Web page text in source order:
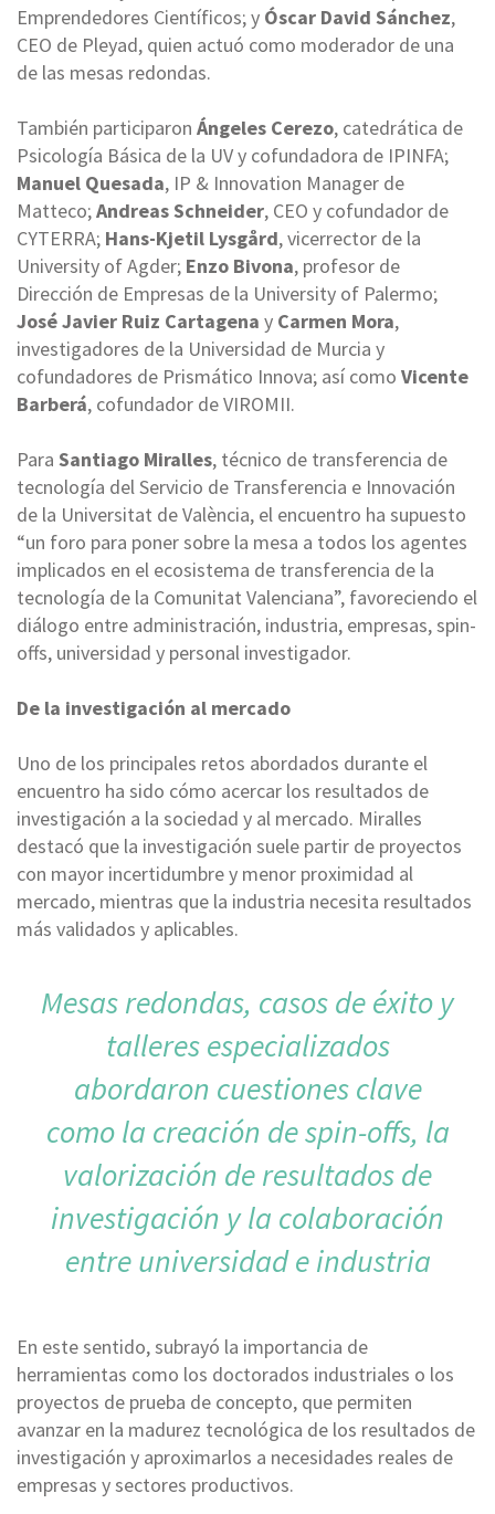
Emprendedores Científicos; y Óscar David Sánchez,
CEO de Pleyad, quien actuó como moderador de una
de las mesas redondas.
También participaron Ángeles Cerezo, catedrática de
Psicología Básica de la UV y cofundadora de IPINFA;
Manuel Quesada, IP & Innovation Manager de
Matteco;Andreas Schneider, CEO y cofundador de
CYTERRA; Hans-Kjetil Lysgård, vicerrector de la
University of Agder; Enzo Bivona, profesor de
Dirección de Empresas de la University of Palermo;
José Javier Ruiz Cartagena y Carmen Mora,
investigadores de la Universidad de Murcia y
cofundadores de Prismático Innova; así como Vicente
Barberá, cofundador de VIROMII.
Para Santiago Miralles, técnico de transferencia de
tecnología del Servicio de Transferencia e Innovación
de la Universitat de València, el encuentro ha supuesto
“un foro para poner sobre la mesa a todos los agentes
implicados en el ecosistema de transferencia de la
tecnología de la Comunitat Valenciana”, favoreciendo el
diálogo entre administración, industria, empresas, spin-
offs, universidad y personal investigador.
De la investigación al mercado
Uno de los principales retos abordados durante el
encuentro ha sido cómo acercar los resultados de
investigación a la sociedad y al mercado. Miralles
destacó que la investigación suele partir de proyectos
con mayor incertidumbre y menor proximidad al
mercado, mientras que la industria necesita resultados
más validados y aplicables.
Mesas redondas, casos de éxito y
talleres especializados
abordaron cuestiones clave
como la creación de spin-offs, la
valorización de resultados de
investigación y la colaboración
entre universidad e industria
En este sentido, subrayó la importancia de
herramientas como los doctorados industriales o los
proyectos de prueba de concepto, que permiten
avanzar en la madurez tecnológica de los resultados de
investigación y aproximarlos a necesidades reales de
empresas y sectores productivos.